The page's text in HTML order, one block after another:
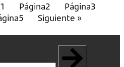
1 Página2 Página3
5 Siguiente »